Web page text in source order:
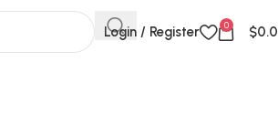
Login / Register 0 $